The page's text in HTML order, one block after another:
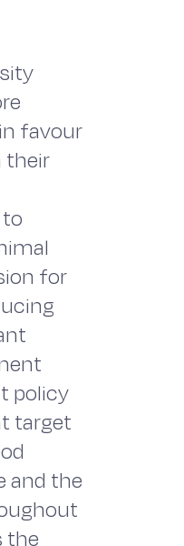
favour
their
for
policy
target
and the
the